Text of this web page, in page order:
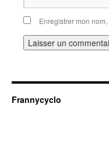
Enregistrer mon
Frannycyclo